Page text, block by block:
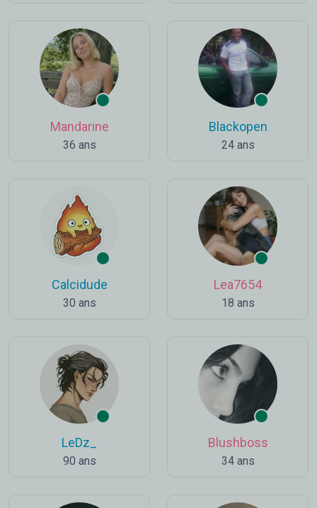
Mandarine
36 ans
Blackopen
24 ans
Calcidude
30 ans
Lea7654
18 ans
LeDz_
90 ans
Blushboss
34 ans